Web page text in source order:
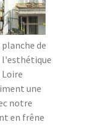
de
l'esthétique
une
notre
en frêne